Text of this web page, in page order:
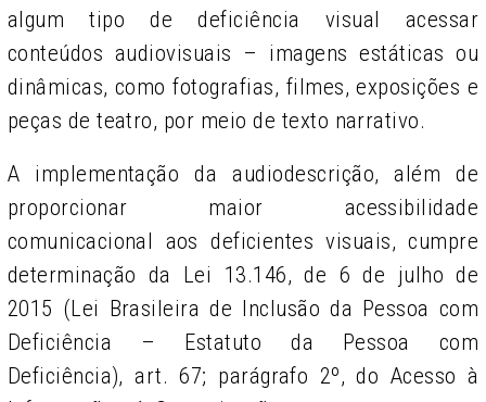
algum tipo de deficiência visual acessar
conteúdos audiovisuais – imagens estáticas ou
dinâmicas, como fotografi­as, filmes, exposições e
peças de teatro, por meio de texto narrativo.
A implementação da audiodescrição, além de
proporcionar maior acessibilidade
comunicacional aos deficientes visuais, cumpre
determinação da Lei 13.146, de 6 de julho de
2015 (Lei Brasileira de Inclusão da Pessoa com
Deficiência – Estatuto da Pessoa com
Deficiência), art. 67; parágrafo 2º, do Acesso à